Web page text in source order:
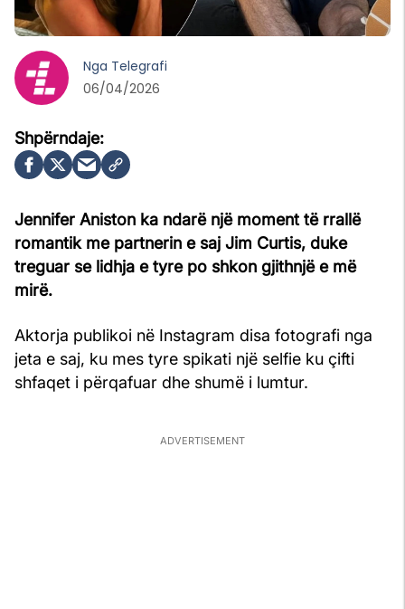
Jennifer Aniston ka ndarë një moment të rrallë
romantik me partnerin e saj Jim Curtis, duke
treguar se lidhja e tyre po shkon gjithnjë e më
mirë.
Aktorja publikoi në Instagram disa fotografi nga
jeta e saj, ku mes tyre spikati një selfie ku çifti
shfaqet i përqafuar dhe shumë i lumtur.
Nga Telegrafi
06/04/2026